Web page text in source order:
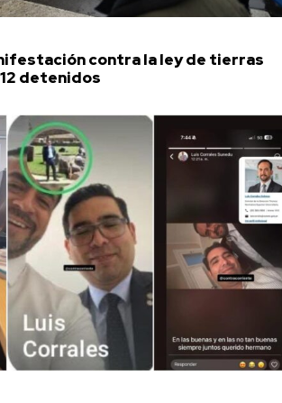
contra la ley de tierras
detenidos